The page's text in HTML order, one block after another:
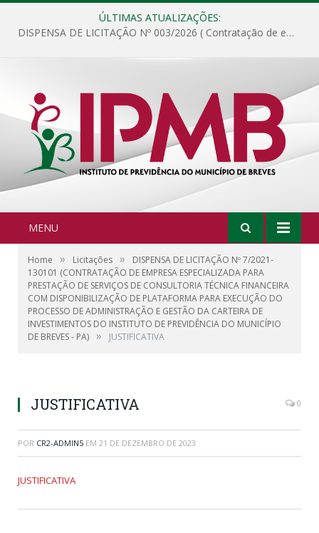
ÚLTIMAS ATUALIZAÇÕES:
DISPENSA DE LICITAÇÃO Nº 003/2026 ( Contratação de empresa para fornecimento de gêneros alimentícios não perecíveis, materiais de expediente, descartáveis, copa e cozinha, para análise e posterior publicação.)
MENU
Home » Licitações »
DISPENSA DE LICITAÇÃO Nº 7/2021-
130101 (CONTRATAÇÃO DE EMPRESA ESPECIALIZADA PARA
PRESTAÇÃO DE SERVIÇOS DE CONSULTORIA TÉCNICA FINANCEIRA
COM DISPONIBILIZAÇÃO DE PLATAFORMA PARA EXECUÇÃO DO
PROCESSO DE ADMINISTRAÇÃO E GESTÃO DA CARTEIRA DE
INVESTIMENTOS DO INSTITUTO DE PREVIDÊNCIA DO MUNICÍPIO
DE BREVES - PA) » JUSTIFICATIVA
JUSTIFICATIVA 0
POR CR2-ADMIN5 EM 21 DE DEZEMBRO DE 2023
JUSTIFICATIVA